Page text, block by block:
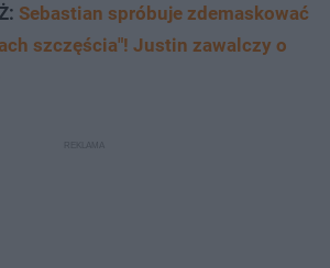
Sebastian spróbuje zdemaskować
szczęścia"! Justin zawalczy o